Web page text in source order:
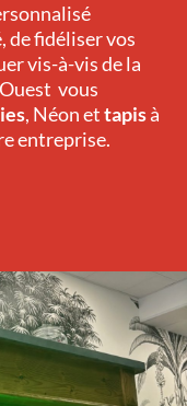
de fidéliser vos
vis-à-vis de la
vous
, Néonettapisà
entreprise.